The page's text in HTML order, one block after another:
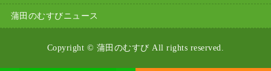
蒲田のむすびニュース
Copyright © 蒲田のむすび All rights reserved.